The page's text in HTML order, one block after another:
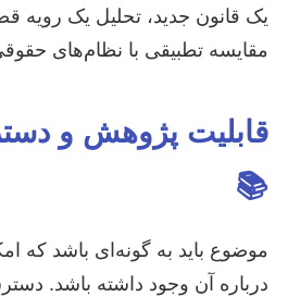
یک قانون جدید، تحلیل یک رویه
مقایسه تطبیقی با نظام‌های
قابلیت پژوهش و
📚
موضوع باید به گونه‌ای باشد که
درباره آن وجود داشته باشد.